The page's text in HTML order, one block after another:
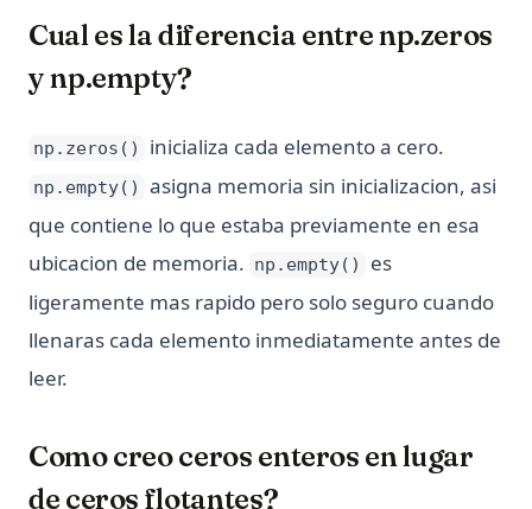
Cual es la diferencia entre np.zeros
y np.empty?
np.zeros() inicializa cada elemento a cero.
np.empty()
asigna memoria sin inicializacion, asi
que contiene lo que estaba previamente en esa
ubicacion de memoria. np.empty()
es
ligeramente mas rapido pero solo seguro cuando
llenaras cada elemento inmediatamente antes de
leer.
Como creo ceros enteros en lugar
de ceros flotantes?